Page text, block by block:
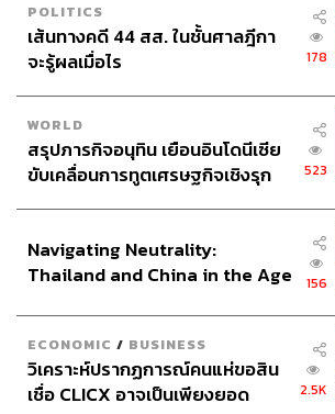
POLITICS
เส้นทางคดี 44 สส. ในชั้นศาลฎีกา
จะรู้ผลเมื่อไร
178
WORLD
สรุปภารกิจอนุทิน เยือนอินโดนีเซีย
ขับเคลื่อนการทูตเศรษฐกิจเชิงรุก
523
Navigating Neutrality:
Thailand and China in the Age
156
ECONOMIC / BUSINESS
วิเคราะห์ปรากฏการณ์คนแห่ขอสิน
เชื่อ CLICX อาจเป็นเพียงยอด
2.5K